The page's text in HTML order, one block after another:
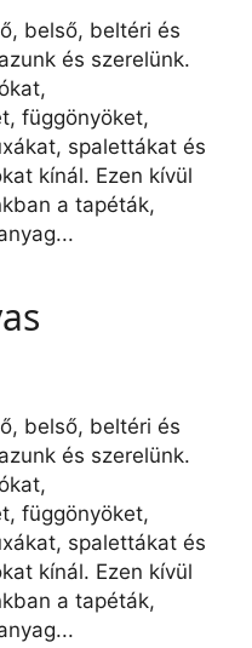
belső, beltéri és
és szerelünk.
függönyöket,
spalettákat és
kínál. Ezen kívül
a tapéták,
belső, beltéri és
és szerelünk.
függönyöket,
spalettákat és
kínál. Ezen kívül
a tapéták,